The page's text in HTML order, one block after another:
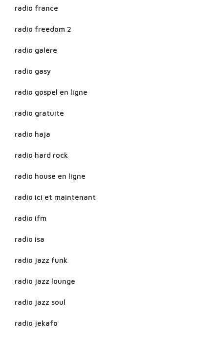
radio france
radio freedom 2
radio galère
radio gasy
radio gospel en ligne
radio gratuite
radio haja
radio hard rock
radio house en ligne
radio ici et maintenant
radio ifm
radio isa
radio jazz funk
radio jazz lounge
radio jazz soul
radio jekafo